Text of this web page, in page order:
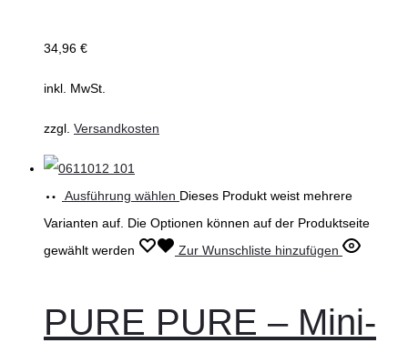
34,96 €
inkl. MwSt.
zzgl. Versandkosten
Ausführung wählen Dieses Produkt weist mehrere
Varianten auf. Die Optionen können auf der Produktseite
gewählt werden
Zur Wunschliste hinzufügen
PURE PURE – Mini-